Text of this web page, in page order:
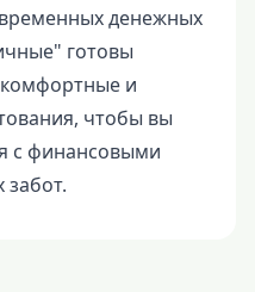
денежных
готовы
и
чтобы вы
с финансовыми